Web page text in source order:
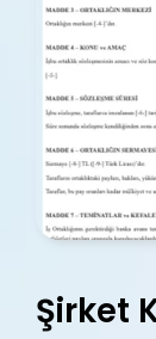
Şirket